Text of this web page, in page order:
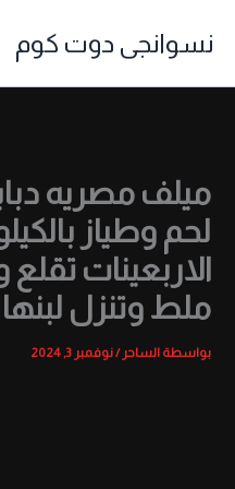
نسوانجى دوت كوم
ميلف مصريه
لحم وطياز
الاربعينات
ملط وتنزل لبنها
بواسطة الساحر/نوفمبر 3, 2024